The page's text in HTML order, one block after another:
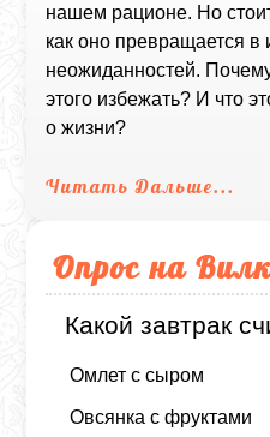
нашем рационе. Но
как оно превращается в
неожиданностей.
этого избежать? И что
о жизни?
Читать Дальше...
Опрос на
Какой завтрак
Омлет с сыром
Овсянка с фруктами